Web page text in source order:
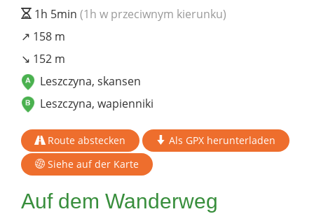
1h 5min (1h w przeciwnym kierunku)
↗ 158 m
↘ 152 m
Leszczyna, skansen
Leszczyna, wapienniki
Route abstecken
Als GPX herunterladen
Siehe auf der Karte
Auf dem Wanderweg